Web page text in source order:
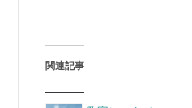
関連記事